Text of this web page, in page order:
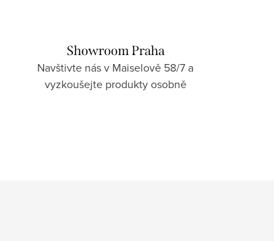
Showroom Praha
Navštivte nás v Maiselově 58/7 a
vyzkoušejte produkty osobně